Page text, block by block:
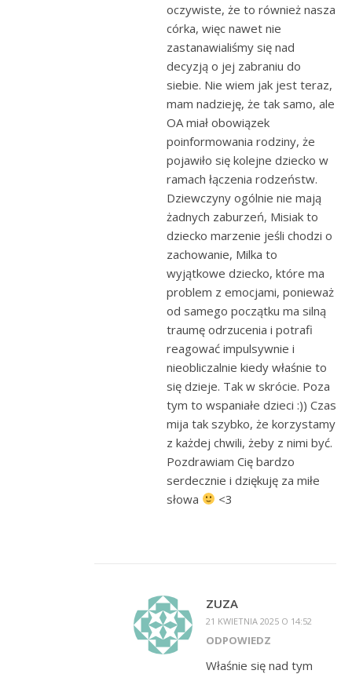
oczywiste, że to również nasza
córka, więc nawet nie
zastanawialiśmy się nad
decyzją o jej zabraniu do
siebie. Nie wiem jak jest teraz,
mam nadzieję, że tak samo, ale
OA miał obowiązek
poinformowania rodziny, że
pojawiło się kolejne dziecko w
ramach łączenia rodzeństw.
Dziewczyny ogólnie nie mają
żadnych zaburzeń, Misiak to
dziecko marzenie jeśli chodzi o
zachowanie, Milka to
wyjątkowe dziecko, które ma
problem z emocjami, ponieważ
od samego początku ma silną
traumę odrzucenia i potrafi
reagować impulsywnie i
nieobliczalnie kiedy właśnie to
się dzieje. Tak w skrócie. Poza
tym to wspaniałe dzieci :)) Czas
mija tak szybko, że korzystamy
z każdej chwili, żeby z nimi być.
Pozdrawiam Cię bardzo
serdecznie i dziękuję za miłe
słowa
<3
ZUZA
21 KWIETNIA 2025 O 14:52
ODPOWIEDZ
Właśnie się nad tym